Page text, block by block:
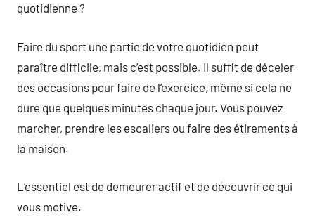
quotidienne ?
Faire du sport une partie de votre quotidien peut
paraître difficile, mais c’est possible. Il suffit de déceler
des occasions pour faire de l’exercice, même si cela ne
dure que quelques minutes chaque jour. Vous pouvez
marcher, prendre les escaliers ou faire des étirements à
la maison.
L’essentiel est de demeurer actif et de découvrir ce qui
vous motive.